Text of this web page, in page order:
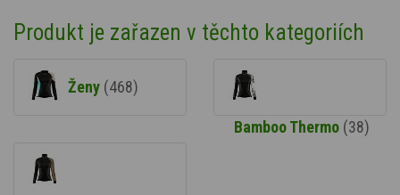
Produkt je zařazen v těchto kategoriích
Ženy (468)
Bamboo Thermo (38)